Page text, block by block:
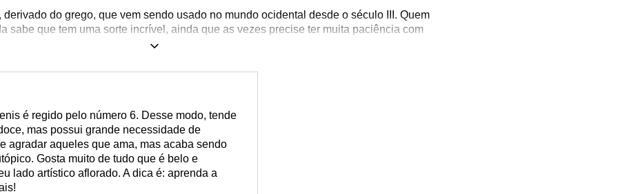
do grego, que vem sendo usado no mundo ocidental desde o século III. Quem
sabe que tem uma sorte incrível, ainda que as vezes precise ter muita paciência com
fica inseguro, pode fazer umas ceninhas e até se mostrar um tanto possessivo,
o quão carinhoso, dedicado, responsável e focado ele é! Para tudo que faz, ele se
é regido pelo número 6. Desse modo, tende
mas possui grande necessidade de
agradar aqueles que ama, mas acaba sendo
Gosta muito de tudo que é belo e
lado artístico aflorado. A dica é: aprenda a